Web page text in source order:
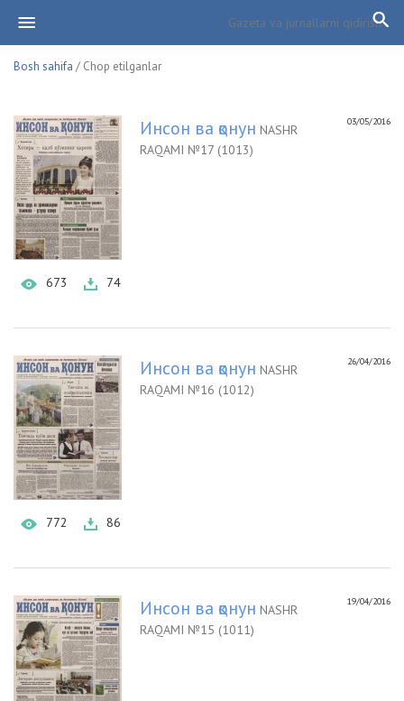
Bosh sahifa / Chop etilganlar
673 74
03/05/2016
Инсон ва қонун NASHR
RAQAMI №17 (1013)
772 86
26/04/2016
Инсон ва қонун NASHR
RAQAMI №16 (1012)
19/04/2016
Инсон ва қонун NASHR
RAQAMI №15 (1011)